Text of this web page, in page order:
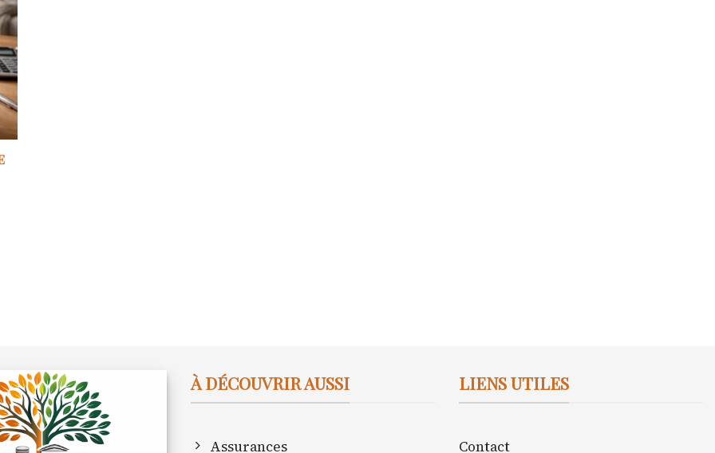
À DÉCOUVRIR AUSSI
Assurances
LIENS UTILES
Contact